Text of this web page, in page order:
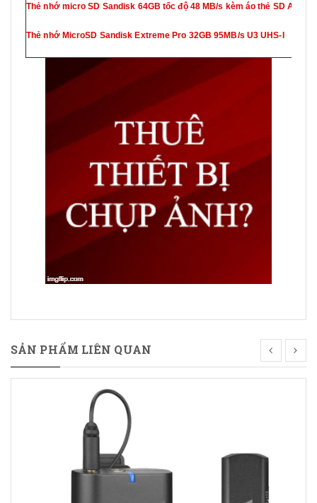
Thẻ nhớ micro SD Sandisk 64GB tốc độ 48 MB/s kèm áo thẻ SD
Thẻ nhớ MicroSD Sandisk Extreme Pro 32GB 95MB/s U3 UHS-I
SẢN PHẨM LIÊN QUAN